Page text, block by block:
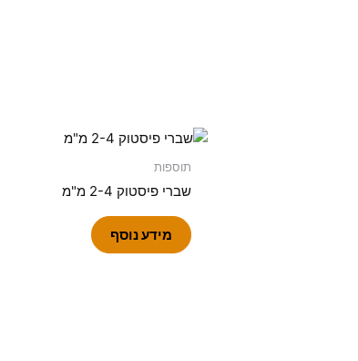
תוספות
שברי פיסטוק 2-4 מ"מ
מידע נוסף